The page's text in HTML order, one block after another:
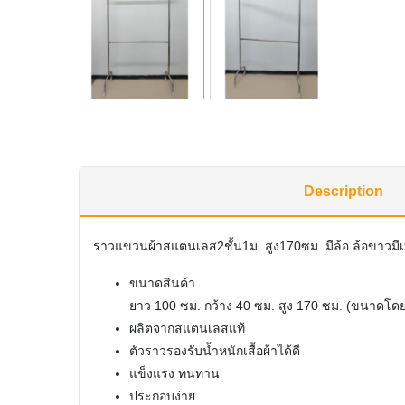
Description
ราวแขวนผ้าสแตนเลส2ชั้น1ม. สูง170ซม. มีล้อ ล้อขาวมี
ขนาดสินค้า
ยาว 100 ซม. กว้าง 40 ซม. สูง 170 ซม. (ขนาดโ
ผลิตจากสแตนเลสแท้
ตัวราวรองรับน้ำหนักเสื้อผ้าได้ดี
แข็งแรง ทนทาน
ประกอบง่าย